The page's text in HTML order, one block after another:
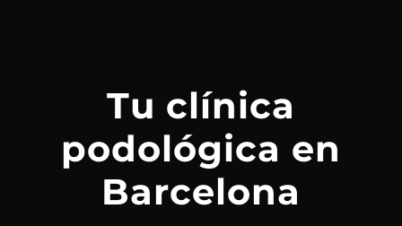
Tu clínica
podológica en
Barcelona